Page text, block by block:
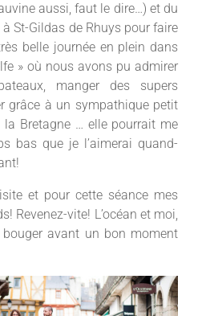
aussi, faut le dire…) et du
St-Gildas de Rhuys pour faire
belle journée en plein dans
» où nous avons pu admirer
manger des supers
grâce à un sympathique petit
la Bretagne … elle pourrait me
bas que je l’aimerai quand-
et pour cette séance mes
Revenez-vite! L’océan et moi,
avant un bon moment